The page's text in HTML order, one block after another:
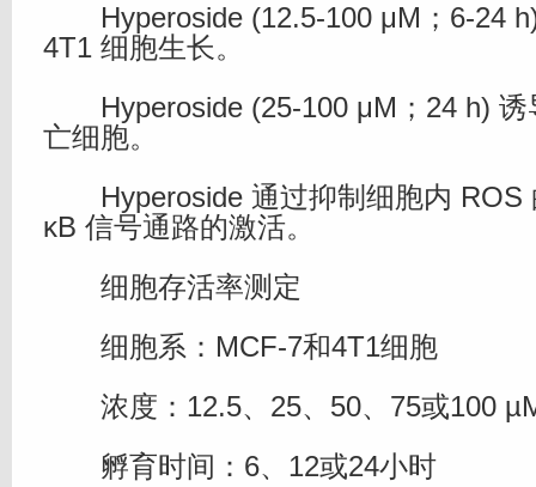
Hyperoside (12.5-100 μM；6-24
4T1 细胞生长。
Hyperoside (25-100 μM；24 h) 诱
亡细胞。
Hyperoside 通过抑制细胞内 ROS
κB 信号通路的激活。
细胞存活率测定
细胞系：MCF-7和4T1细胞
浓度：12.5、25、50、75或100
孵育时间：6、12或24小时